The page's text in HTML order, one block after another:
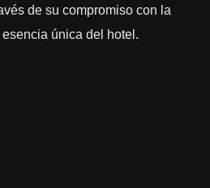
de su compromiso con la
única del hotel.